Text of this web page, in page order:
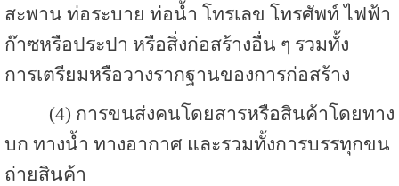
สะพาน ท่อระบาย ท่อน้ำ โทรเลข โทรศัพท์ ไฟฟ้า
ก๊าซหรือประปา หรือสิ่งก่อสร้างอื่น ๆ รวมทั้ง
การเตรียมหรือวางรากฐานของการก่อสร้าง
(4) การขนส่งคนโดยสารหรือสินค้าโดยทาง
บก ทางน้ำ ทางอากาศ และรวมทั้งการบรรทุกขน
ถ่ายสินค้า